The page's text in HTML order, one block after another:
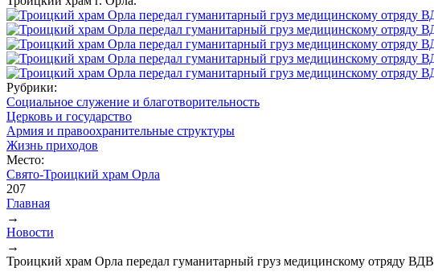
Рубрики:
Социальное служение и благотворительность
Церковь и государство
Армия и правоохранительные структуры
Жизнь приходов
Место:
Свято-Троицкий храм Орла
207
Вы здесь
Главная
→
Новости
→
Троицкий храм Орла передал гуманитарный груз медицинскому отряду ВДВ